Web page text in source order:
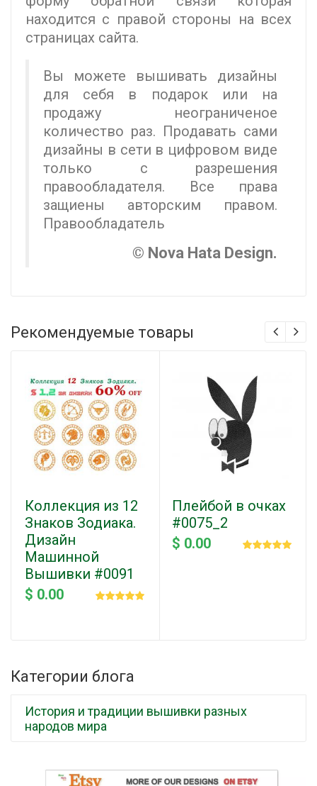
находится с правой стороны на всех
страницах сайта.
Вы можете вышивать дизайны
для себя в подарок или на
продажу неограниченое
количество раз. Продавать сами
дизайны в сети в цифровом виде
только с разрешения
правообладателя. Все права
защиены авторским правом.
Правообладатель
© Nova Hata Design.
Рекомендуемые товары
Коллекция из 12
Знаков Зодиака.
Дизайн
Машинной
Вышивки #0091
$ 0.00
Плейбой в очках
#0075_2
$ 0.00
Категории блога
История и традиции вышивки разных
народов мира